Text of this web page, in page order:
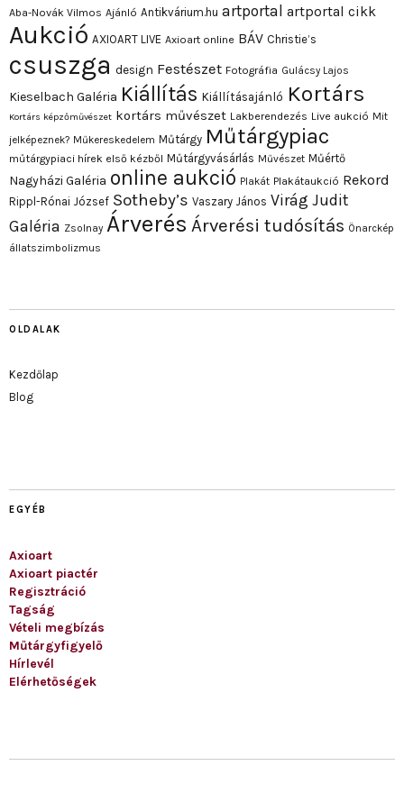
Aba-Novák Vilmos Ajánló Antikvárium.hu artportal artportal cikk
Aukció AXIOART LIVE Axioart online BÁV Christie’s
csuszga design Festészet Fotográfia Gulácsy Lajos
Kieselbach Galéria Kiállítás Kiállításajánló Kortárs
Kortárs képzőművészet kortárs művészet Lakberendezés Live aukció Mit
jelképeznek? Műkereskedelem Műtárgy Műtárgypiac
műtárgypiaci hírek első kézből Műtárgyvásárlás Művészet Műértő
Nagyházi Galéria online aukció Plakát Plakátaukció Rekord
Rippl-Rónai József Sotheby’s Vaszary János Virág Judit
Galéria Zsolnay Árverés Árverési tudósítás Önarckép
állatszimbolizmus
OLDALAK
Kezdőlap
Blog
EGYÉB
Axioart
Axioart piactér
Regisztráció
Tagság
Vételi megbízás
Műtárgyfigyelő
Hírlevél
Elérhetőségek